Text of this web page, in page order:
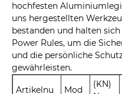
hochfesten
uns hergestellten
bestanden und halten
Power Rules, um die
und die persönliche
gewährleisten.
Artikelnu
Mod
(KN)